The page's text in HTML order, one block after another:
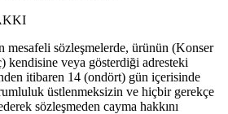
mesafeli sözleşmelerde, ürünün (Konser
veya gösterdiği adresteki
itibaren 14 (ondört) gün içerisinde
üstlenmeksizin ve hiçbir gerekçe
sözleşmeden cayma hakkını